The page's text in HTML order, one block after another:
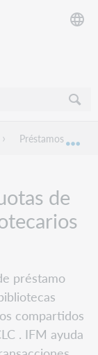
Préstamos
de
préstamo
compartidos
. IFM ayuda